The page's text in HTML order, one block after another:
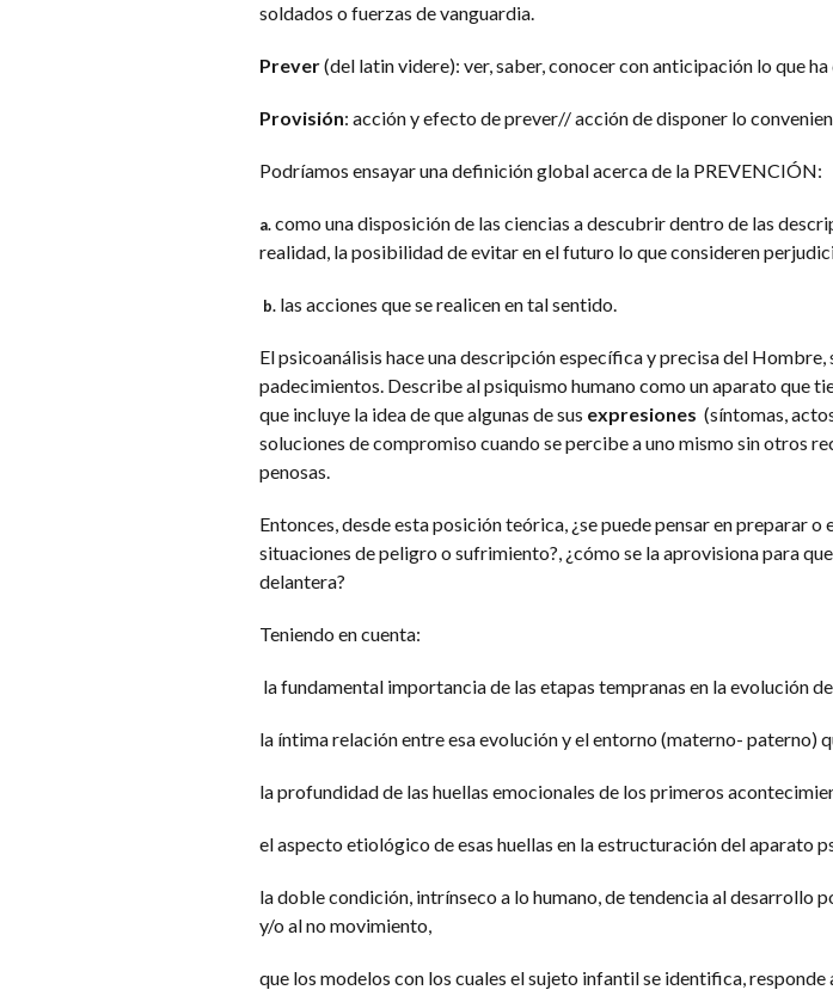
soldados o fuerzas de vanguardia.
Prever(del latin videre): ver, saber, conocer con anticipación lo que ha
Provisión: acción y efecto de prever// acción de disponer lo
Podríamos ensayar una definición global acerca de la PREVENCIÓN:
a.como una disposición de las ciencias a descubrir dentro de las
realidad, la posibilidad de evitar en el futuro lo que consideren
b.las acciones que se realicen en tal sentido.
El psicoanálisis hace una descripción específica y precisa del Hombre,
padecimientos. Describe al psiquismo humano como un aparato que
que incluye la idea de que algunas de sus expresiones (síntomas,
soluciones de compromiso cuando se percibe a uno mismo sin otros
penosas.
Entonces, desde esta posición teórica, ¿se puede pensar en preparar
situaciones de peligro o sufrimiento?, ¿cómo se la aprovisiona para
delantera?
Teniendo en cuenta:
la fundamental importancia de las etapas tempranas en la evolución
la íntima relación entre esa evolución y el entorno (materno- paterno)
la profundidad de las huellas emocionales de los primeros
el aspecto etiológico de esas huellas en la estructuración del aparato
la doble condición, intrínseco a lo humano, de tendencia al desarrollo
y/o al no movimiento,
que los modelos con los cuales el sujeto infantil se identifica, responde